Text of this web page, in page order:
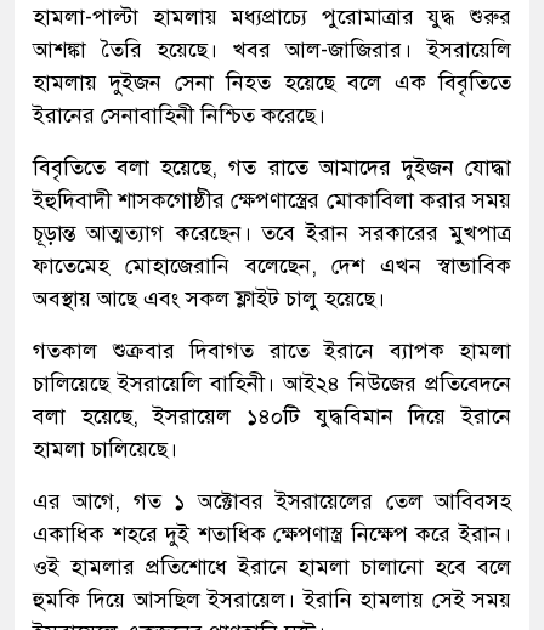
হামলা-পাল্টা হামলায় মধ্যপ্রাচ্যে পুরোমাত্রার যুদ্ধ শুরুর
আশঙ্কা তৈরি হয়েছে। খবর আল-জাজিরার। ইসরায়েলি
হামলায় দুইজন সেনা নিহত হয়েছে বলে এক বিবৃতিতে
ইরানের সেনাবাহিনী নিশ্চিত করেছে।
বিবৃতিতে বলা হয়েছে, গত রাতে আমাদের দুইজন যোদ্ধা
ইহুদিবাদী শাসকগোষ্ঠীর ক্ষেপণাস্ত্রের মোকাবিলা করার সময়
চূড়ান্ত আত্মত্যাগ করেছেন। তবে ইরান সরকারের মুখপাত্র
ফাতেমেহ মোহাজেরানি বলেছেন, দেশ এখন স্বাভাবিক
অবস্থায় আছে এবং সকল ফ্লাইট চালু হয়েছে।
গতকাল শুক্রবার দিবাগত রাতে ইরানে ব্যাপক হামলা
চালিয়েছে ইসরায়েলি বাহিনী। আই২৪ নিউজের প্রতিবেদনে
বলা হয়েছে, ইসরায়েল ১৪০টি যুদ্ধবিমান দিয়ে ইরানে
হামলা চালিয়েছে।
এর আগে, গত ১ অক্টোবর ইসরায়েলের তেল আবিবসহ
একাধিক শহরে দুই শতাধিক ক্ষেপণাস্ত্র নিক্ষেপ করে ইরান।
ওই হামলার প্রতিশোধে ইরানে হামলা চালানো হবে বলে
হুমকি দিয়ে আসছিল ইসরায়েল। ইরানি হামলায় সেই সময়